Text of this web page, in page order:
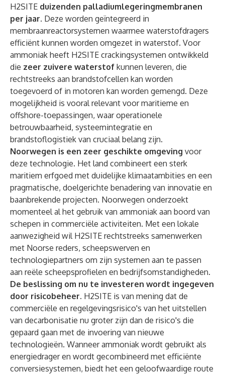
H2SITE duizenden palladiumlegeringmembranen
per jaar. Deze worden geïntegreerd in
membraanreactorsystemen waarmee waterstofdragers
efficiënt kunnen worden omgezet in waterstof. Voor
ammoniak heeft H2SITE crackingsystemen ontwikkeld
die zeer zuivere waterstof kunnen leveren, die
rechtstreeks aan brandstofcellen kan worden
toegevoerd of in motoren kan worden gemengd. Deze
mogelijkheid is vooral relevant voor maritieme en
offshore-toepassingen, waar operationele
betrouwbaarheid, systeemintegratie en
brandstoflogistiek van cruciaal belang zijn.
Noorwegen is een zeer geschikte omgeving voor
deze technologie. Het land combineert een sterk
maritiem erfgoed met duidelijke klimaatambities en een
pragmatische, doelgerichte benadering van innovatie en
baanbrekende projecten. Noorwegen onderzoekt
momenteel al het gebruik van ammoniak aan boord van
schepen in commerciële activiteiten. Met een lokale
aanwezigheid wil H2SITE rechtstreeks samenwerken
met Noorse reders, scheepswerven en
technologiepartners om zijn systemen aan te passen
aan reële scheepsprofielen en bedrijfsomstandigheden.
De beslissing om nu te investeren wordt ingegeven
door risicobeheer. H2SITE is van mening dat de
commerciële en regelgevingsrisico's van het uitstellen
van decarbonisatie nu groter zijn dan de risico's die
gepaard gaan met de invoering van nieuwe
technologieën. Wanneer ammoniak wordt gebruikt als
energiedrager en wordt gecombineerd met efficiënte
conversiesystemen, biedt het een geloofwaardige route